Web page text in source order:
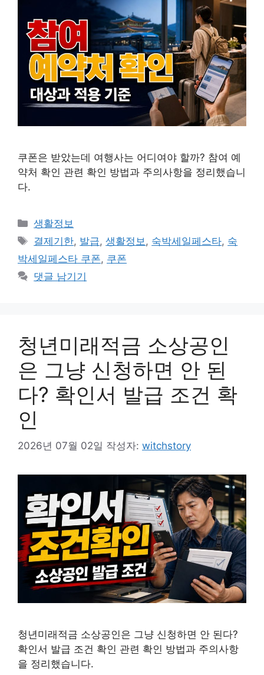
쿠폰은 받았는데 여행사는 어디여야 할까? 참여 예
약처 확인 관련 확인 방법과 주의사항을 정리했습니
다.
카
테
리
생활정보
태
그
결제기한, 발급,생활정보, 숙박세일페스타, 숙
박세일페스타 쿠폰, 쿠폰
댓글 남기기
청년미래적금 소상공인
은 그냥 신청하면 안 된
다? 확인서 발급 조건 확
인
2026년 07월 02일 작성자: witchstory
청년미래적금 소상공인은 그냥 신청하면 안 된다?
확인서 발급 조건 확인 관련 확인 방법과 주의사항
을 정리했습니다.